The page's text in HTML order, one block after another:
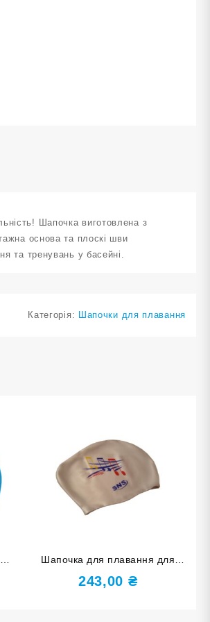
Шапочка виготовлена з
основа та плоскі шви
та тренувань у басейні.
Категорія: Шапочки для плавання
Шапочка для плавання для
довгого волосся SNS KW-1СЕ
silver music
243,00 ₴